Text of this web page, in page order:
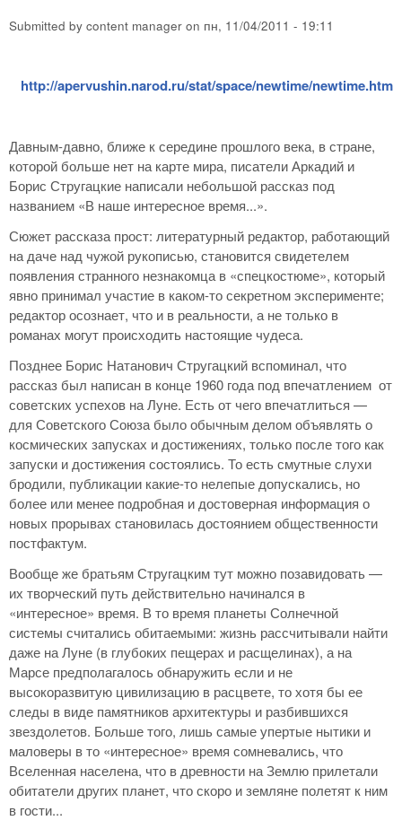
Submitted by content manager on пн, 11/04/2011 - 19:11
http://apervushin.narod.ru/stat/space/newtime/newtime.htm
Давным-давно, ближе к середине прошлого века, в стране,
которой больше нет на карте мира, писатели Аркадий и
Борис Стругацкие написали небольшой рассказ под
названием «В наше интересное время...».
Сюжет рассказа прост: литературный редактор, работающий
на даче над чужой рукописью, становится свидетелем
появления странного незнакомца в «спецкостюме», который
явно принимал участие в каком-то секретном эксперименте;
редактор осознает, что и в реальности, а не только в
романах могут происходить настоящие чудеса.
Позднее Борис Натанович Стругацкий вспоминал, что
рассказ был написан в конце 1960 года под впечатлением от
советских успехов на Луне. Есть от чего впечатлиться —
для Советского Союза было обычным делом объявлять о
космических запусках и достижениях, только после того как
запуски и достижения состоялись. То есть смутные слухи
бродили, публикации какие-то нелепые допускались, но
более или менее подробная и достоверная информация о
новых прорывах становилась достоянием общественности
постфактум.
Вообще же братьям Стругацким тут можно позавидовать —
их творческий путь действительно начинался в
«интересное» время. В то время планеты Солнечной
системы считались обитаемыми: жизнь рассчитывали найти
даже на Луне (в глубоких пещерах и расщелинах), а на
Марсе предполагалось обнаружить если и не
высокоразвитую цивилизацию в расцвете, то хотя бы ее
следы в виде памятников архитектуры и разбившихся
звездолетов. Больше того, лишь самые упертые нытики и
маловеры в то «интересное» время сомневались, что
Вселенная населена, что в древности на Землю прилетали
обитатели других планет, что скоро и земляне полетят к ним
в гости...